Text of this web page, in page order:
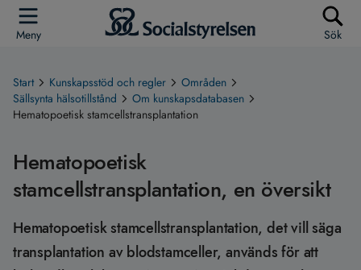
Meny Sök
Start Kunskapsstöd och regler
Områden
Sällsynta hälsotillstånd
Om kunskapsdatabasen
Hematopoetisk stamcellstransplantation
Hematopoetisk
stamcellstransplantation, en översikt
Hematopoetisk stamcellstransplantation, det vill säga
transplantation av blodstamceller, används för att